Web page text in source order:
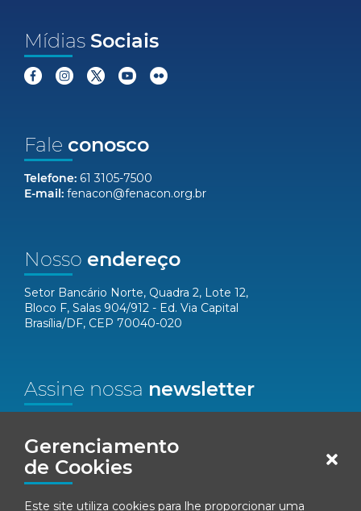
Gerenciamento
de Cookies
Este site utiliza cookies para lhe proporcionar uma
Mídias Sociais
Fale conosco
Telefone: 61 3105-7500
E-mail: fenacon@fenacon.org.br
Nosso endereço
Setor Bancário Norte, Quadra 2, Lote 12,
Bloco F, Salas 904/912 - Ed. Via Capital
Brasília/DF, CEP 70040-020
Assine nossa newsletter
Email*